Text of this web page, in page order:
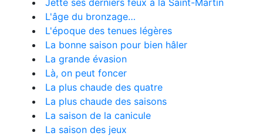
Jette ses derniers feux à la Saint-Martin
L'âge du bronzage…
L'époque des tenues légères
La bonne saison pour bien hâler
La grande évasion
Là, on peut foncer
La plus chaude des quatre
La plus chaude des saisons
La saison de la canicule
La saison des jeux